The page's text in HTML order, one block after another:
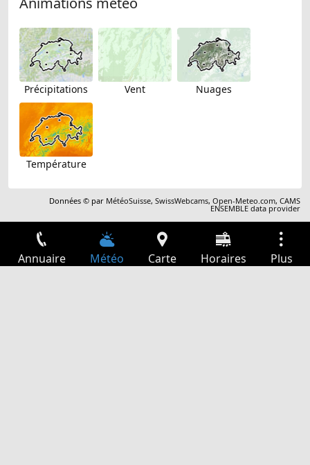
Précipitations Vent Nuages
Température
Données © par MétéoSuisse,SwissWebcams,Open-Meteo.com,CAMS
ENSEMBLE data provider
Annuaire Météo Carte Horaires Plus